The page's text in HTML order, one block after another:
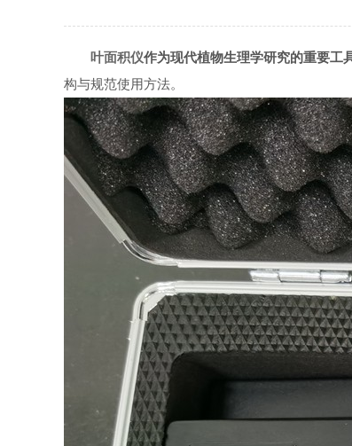
叶面积仪作为现代植物生理学研究的重要工
构与规范使用方法。